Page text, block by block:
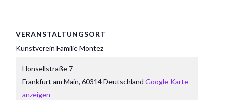
VERANSTALTUNGSORT
Kunstverein Familie Montez
Honsellstraße 7
Frankfurt am Main, 60314Deutschland Google Karte
anzeigen